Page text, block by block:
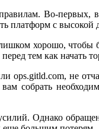
Во-первых,
платформ с
хорошо, чтобы
тем как начать
не
собрать
Однако